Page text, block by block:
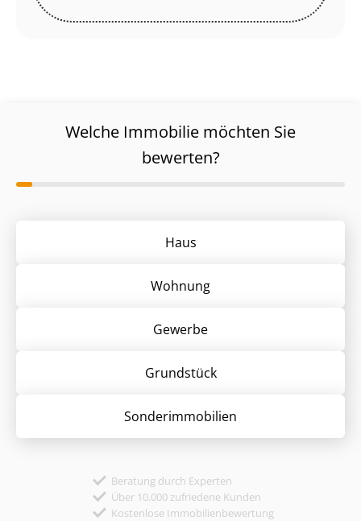
Welche Immobilie möchten Sie
bewerten?
Haus
Wohnung
Gewerbe
Grund­stück
Sonder­immobilien
Beratung durch Experten
Über 10.000 zufriedene Kunden
Kostenlose Immobilienbewertung